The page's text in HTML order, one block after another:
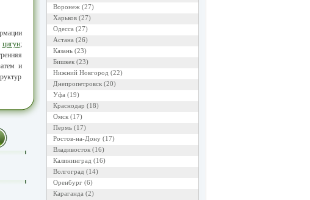
цигун;
и
Воронеж (27)
Харьков(27)
Одесса (27)
Астана (26)
Казань(23)
Бишкек(23)
Нижний Новгород (22)
Днепропетровск(20)
Уфа (19)
Краснодар (18)
Омск(17)
Пермь(17)
Ростов-на-Дону(17)
Владивосток(16)
Калининград (16)
Волгоград (14)
Оренбург(6)
Караганда (2)